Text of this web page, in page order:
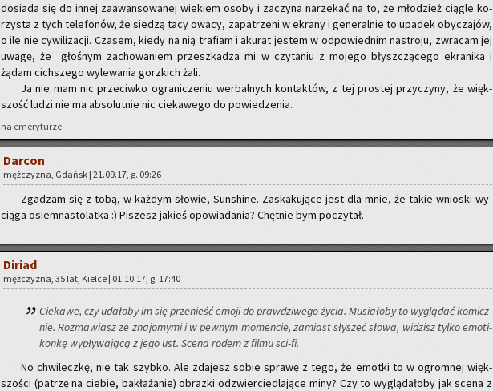
do­sia­da się do innej za­awan­so­wa­nej wie­kiem osoby i za­czy­na na­rze­kać na to, że mło­dzież cią­gle ko­
rzy­sta z tych te­le­fo­nów, że sie­dzą tacy owacy, za­pa­trze­ni w ekra­ny i ge­ne­ral­nie to upa­dek oby­cza­jów,
o ile nie cy­wi­li­za­cji. Cza­sem, kiedy na nią tra­fiam i aku­rat je­stem w od­po­wied­nim na­stro­ju, zwra­cam jej
uwagę, że gło­śnym za­cho­wa­niem prze­szka­dza mi w czy­ta­niu z mo­je­go błysz­czą­ce­go ekra­ni­ka i
żądam cich­sze­go wy­le­wa­nia gorz­kich żali.
Ja nie mam nic prze­ciw­ko ogra­ni­cze­niu wer­bal­nych kon­tak­tów, z tej pro­stej przy­czy­ny, że więk­
szość ludzi nie ma ab­so­lut­nie nic cie­ka­we­go do po­wie­dze­nia.
na eme­ry­tu­rze
Dar­con
męż­czy­zna, Gdańsk | 21.09.17, g. 09:26
Zga­dzam się z tobą, w każ­dym sło­wie, Sun­shi­ne. Za­ska­ku­ją­ce jest dla mnie, że takie wnio­ski wy­
cią­ga osiem­na­sto­lat­ka :) Pi­szesz ja­kieś opo­wia­da­nia? Chęt­nie bym po­czy­tał.
Di­riad
męż­czy­zna, 35 lat, Kiel­ce | 01.10.17, g. 17:40
Cie­ka­we, czy uda­ło­by im się prze­nieść emoji do praw­dzi­we­go życia. Mu­sia­ło­by to wy­glą­dać ko­micz­
nie. Roz­ma­wiasz ze zna­jo­my­mi i w pew­nym mo­men­cie, za­miast sły­szeć słowa, wi­dzisz tylko emo­ti­
kon­kę wy­pły­wa­ją­cą z jego ust. Scena rodem z filmu sci-fi.
No chwi­lecz­kę, nie tak szyb­ko. Ale zda­jesz sobie spra­wę z tego, że emot­ki to w ogrom­nej więk­
szo­ści (pa­trzę na cie­bie, ba­kła­ża­nie) ob­raz­ki od­zwier­cie­dla­ją­ce miny? Czy to wy­glą­da­ło­by jak scena z